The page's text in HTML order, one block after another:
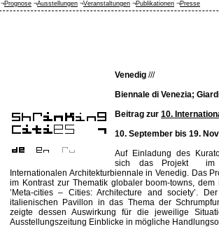
Venedig ///
Biennale di Venezia;
Beitrag zur 10.
10. September bis 19.
Auf Einladung des
sich das Projekt im
Internationalen Architekturbiennale in Venedig. Das
im Kontrast zur Thematik globaler boom-towns, dem
’Meta-cities – Cities: Architecture and society’.
italienischen Pavillon in das Thema der
zeigte dessen Auswirkung für die jeweilige
Ausstellungszeitung Einblicke in mögliche
¬Prognose ¬Ausstellungen ¬Veranstaltungen ¬Publikationen ¬Presse